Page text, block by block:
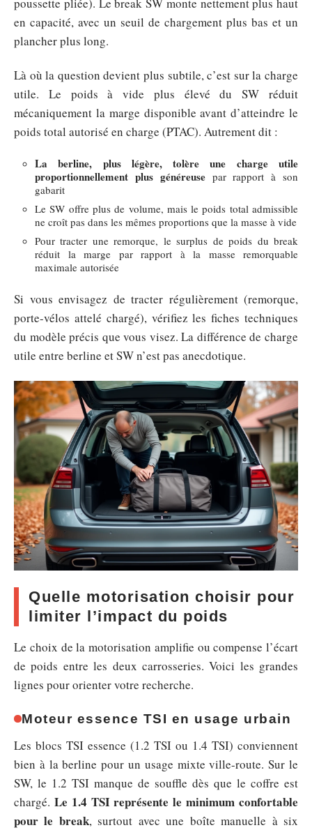
en capacité, avec un seuil de chargement plus bas et un
plancher plus long.
Là où la question devient plus subtile, c’est sur la charge
utile. Le poids à vide plus élevé du SW réduit
mécaniquement la marge disponible avant d’atteindre le
poids total autorisé en charge (PTAC). Autrement dit :
La berline, plus légère, tolère une charge utile
proportionnellement plus généreusepar rapport à son
gabarit
Le SW offre plus de volume, mais le poids total admissible
ne croît pas dans les mêmes proportions que la masse à vide
Pour tracter une remorque, le surplus de poids du break
réduit la marge par rapport à la masse remorquable
maximale autorisée
Si vous envisagez de tracter régulièrement (remorque,
porte-vélos attelé chargé), vérifiez les fiches techniques
du modèle précis que vous visez. La différence de charge
utile entre berline et SW n’est pas anecdotique.
Quelle motorisation choisir pour
limiter l’impact du poids
Le choix de la motorisation amplifie ou compense l’écart
de poids entre les deux carrosseries. Voici les grandes
lignes pour orienter votre recherche.
Moteur essence TSI en usage urbain
Les blocs TSI essence (1.2 TSI ou 1.4 TSI) conviennent
bien à la berline pour un usage mixte ville-route. Sur le
SW, le 1.2 TSI manque de souffle dès que le coffre est
chargé. Le 1.4 TSI représente le minimum confortable
pour le break, surtout avec une boîte manuelle à six